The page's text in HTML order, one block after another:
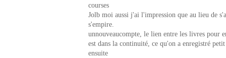
courses
Jolb moi aussi j'ai l'impression que au lieu de
s'empire.
unnouveaucompte, le lien entre les livres pour
est dans la continuité, ce qu'on a enregistré
ensuite